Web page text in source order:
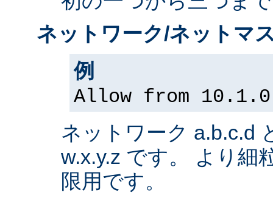
ネットワーク/ネットマ
例
Allow from
ネットワーク a.b.c.d
w.x.y.z です。 より細
限用です。